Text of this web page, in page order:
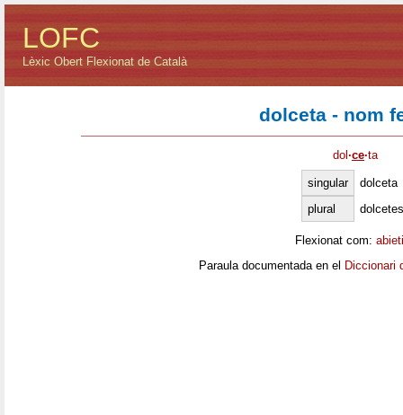
LOFC
Lèxic Obert Flexionat de Català
dolceta - nom
dol ·ce·ta
singular
dolceta
plural
dolcetes
Flexionat com:
Paraula documentada en el Diccionari